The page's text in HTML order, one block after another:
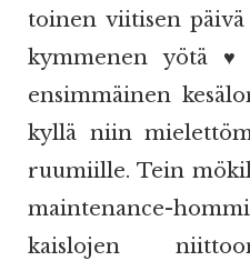
toinen viitisen
kymmenen yötä
ensimmäinen
kyllä niin
ruumiille. Tein
maintenance-
kaislojen